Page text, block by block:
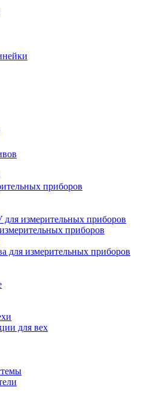
приборов
измерительных приборов
приборов
для измерительных приборов
для вех